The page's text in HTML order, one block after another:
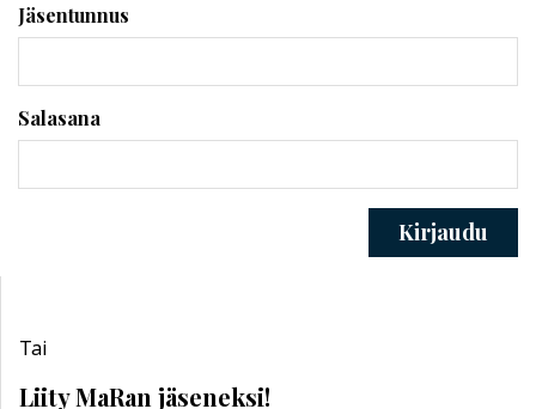
Jäsentunnus
Salasana
Kirjaudu
Tai
Liity MaRan jäseneksi!